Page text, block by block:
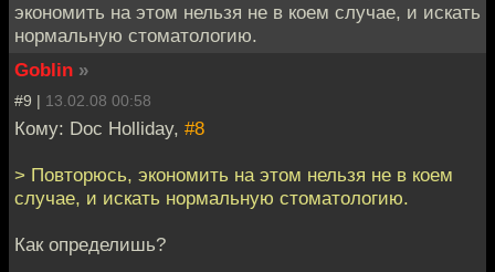
экономить на этом нельзя не в коем случае, и искать
нормальную стоматологию.
Goblin »
#9 | 13.02.08 00:58
Кому: Doc Holliday, #8
> Повторюсь, экономить на этом нельзя не в коем
случае, и искать нормальную стоматологию.
Как определишь?